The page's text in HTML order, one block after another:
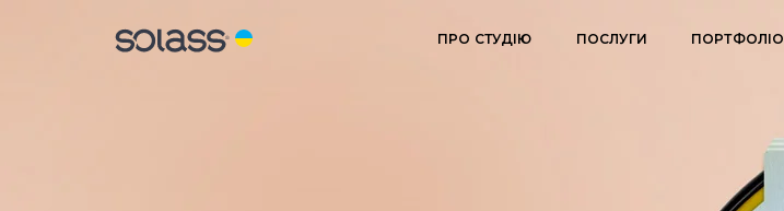
ПРО СТУДІЮ ПОСЛУГИ ПОРТФОЛІО